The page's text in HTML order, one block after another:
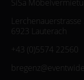
SiSa
Lerchenauerstrasse
6923 Lauterach
+43 (0)5574 22560